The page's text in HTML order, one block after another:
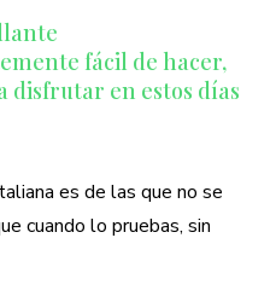
fácil de hacer,
disfrutar en estos días
es de las que no se
cuando lo pruebas, sin